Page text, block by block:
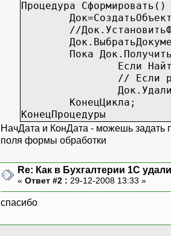
Процедура Сформировать()
//
Пока
Если
// Если
КонецЦикла;
КонецПроцедуры
НачДата и КонДата - можешь задать
поля формы обработки
Re: Как в Бухгалтерии 1С
« Ответ #2 : 29-12-2008 13:33 »
спасибо